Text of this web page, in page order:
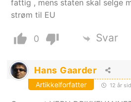
fattig , mens staten skal selge
strøm til EU
0 Svar
Hans Gaarder
Artikkelforfatter 12 år